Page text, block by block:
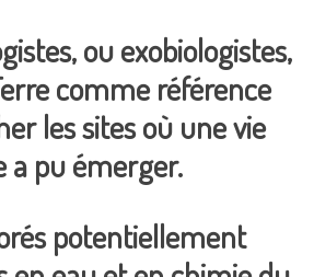
ou exobiologistes,
comme référence
les sites où une vie
a pu émerger.
potentiellement